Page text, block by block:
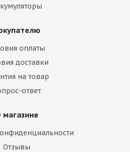
оплаты
доставки
на товар
ответ
магазине
Отзывы